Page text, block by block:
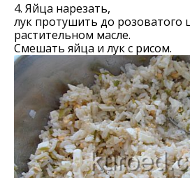
4. Яйца нарезать,
лук протушить до розоватого
растительном масле.
Смешать яйца и лук с рисом.